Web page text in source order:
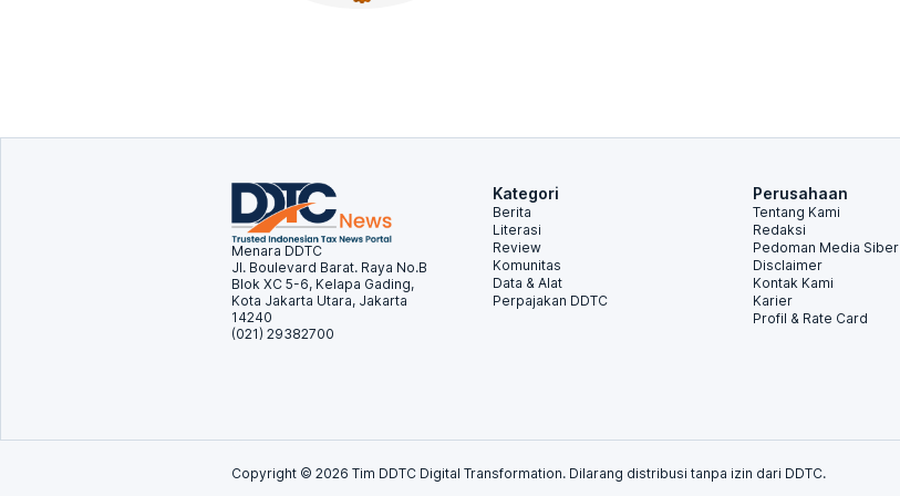
Menara DDTC
Jl. Boulevard Barat. Raya No.B
Blok XC 5-6, Kelapa Gading,
Kota Jakarta Utara, Jakarta
14240
(021) 29382700
Kategori
Berita
Literasi
Review
Komunitas
Data & Alat
Perpajakan DDTC
Perusahaan
Tentang Kami
Redaksi
Pedoman Media Siber
Disclaimer
Kontak Kami
Karier
Profil & Rate Card
Copyright © 2026 Tim DDTC Digital Transformation. Dilarang distribusi tanpa izin dari DDTC.